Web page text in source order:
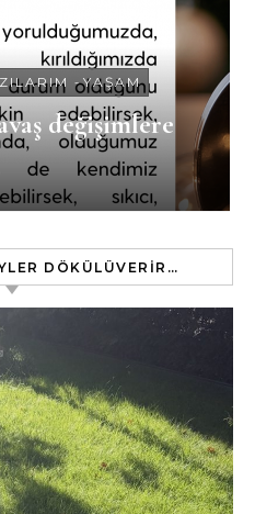
-YAŞAM
değişimlere
DÖKÜLÜVERIR…